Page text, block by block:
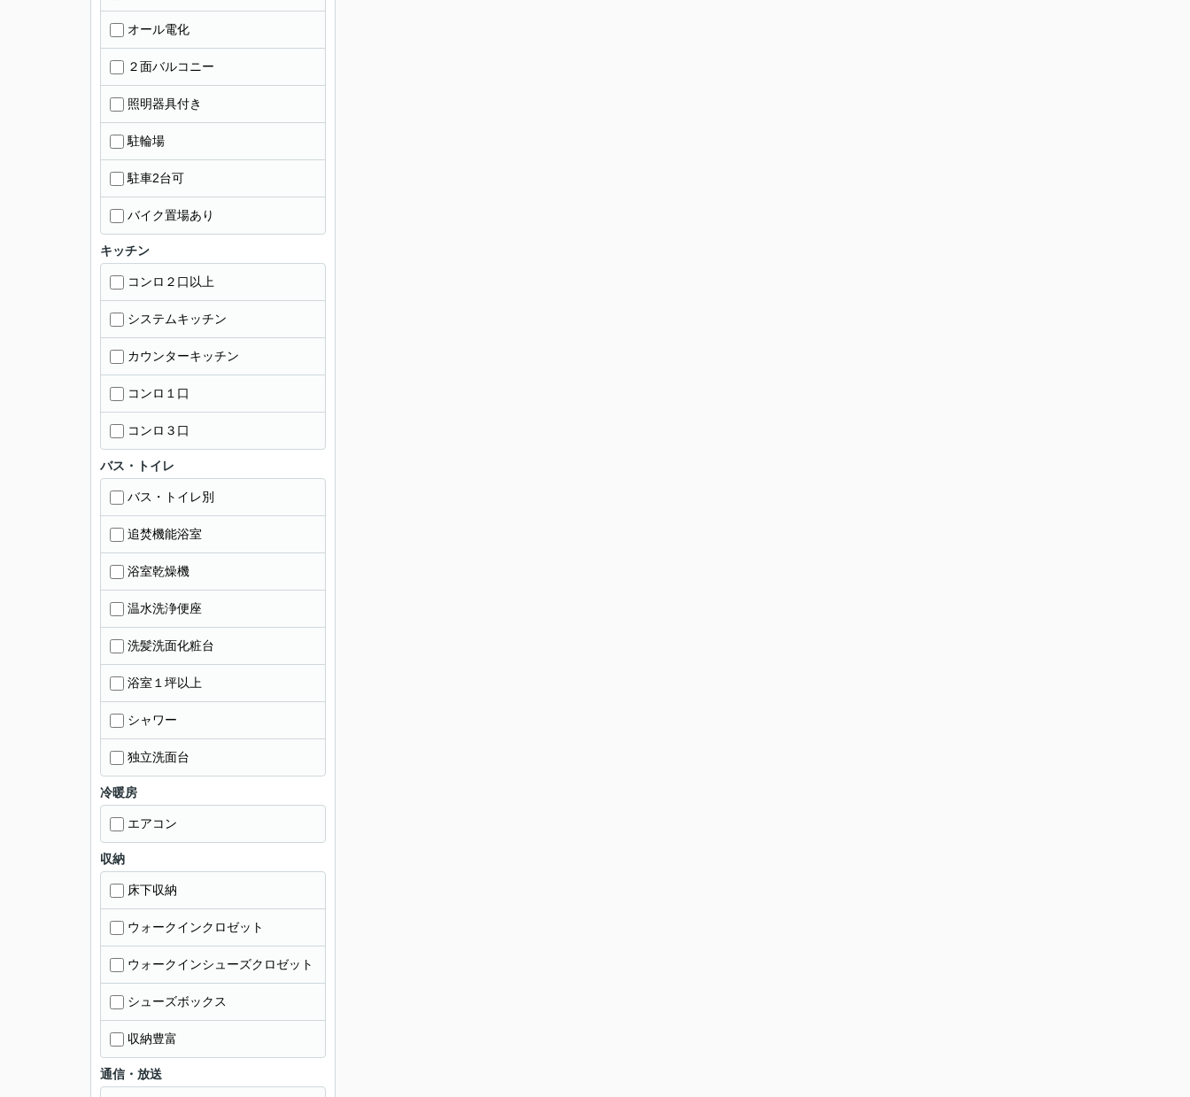
オール電化
２面バルコニー
照明器具付き
駐輪場
駐車2台可
バイク置場あり
キッチン
コンロ２口以上
システムキッチン
カウンターキッチン
コンロ１口
コンロ３口
バス・トイレ
バス・トイレ別
追焚機能浴室
浴室乾燥機
温水洗浄便座
洗髪洗面化粧台
浴室１坪以上
シャワー
独立洗面台
冷暖房
エアコン
収納
床下収納
ウォークインクロゼット
ウォークインシューズクロゼット
シューズボックス
収納豊富
通信・放送